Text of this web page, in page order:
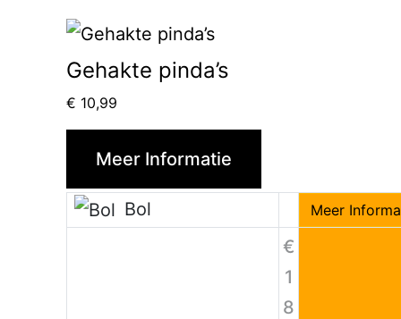
Gehakte pinda’s
€ 10,99
Meer Informatie
Bol Meer
€
1
8